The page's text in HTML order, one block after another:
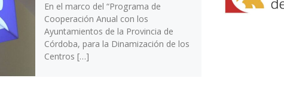
En el marco del “Programa de
Cooperación Anual con los
Ayuntamientos de la Provincia de
Córdoba, para la Dinamización de los
Centros […]